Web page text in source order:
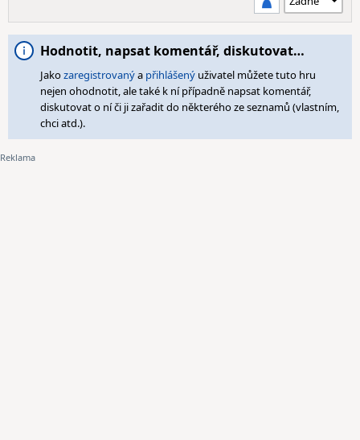
Hodnotit, napsat komentář, diskutovat…
Jakozaregistrovanýa přihlášený uživatel můžete tuto hru
nejen ohodnotit, ale také k ní případně napsat komentář,
diskutovat o ní či ji zařadit do některého ze seznamů (vlastním,
chci atd.).